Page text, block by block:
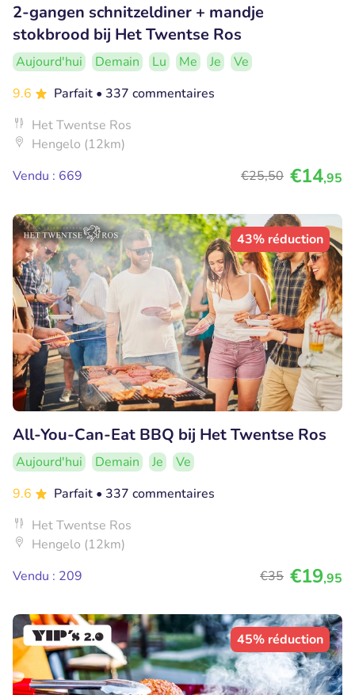
2-gangen schnitzeldiner + mandje
stokbrood bij Het Twentse Ros
Aujourd'hui Demain Lu Me Je
Ve
9.6
Parfait • 337 commentaires
Het Twentse Ros
Hengelo (12km)
Vendu : 669
€25,50 €14,95
43% réduction
All-You-Can-Eat BBQ bij Het Twentse Ros
Aujourd'hui Demain Je
Ve
9.6
Parfait • 337 commentaires
Het Twentse Ros
Hengelo (12km)
Vendu : 209
€35 €19,95
45% réduction